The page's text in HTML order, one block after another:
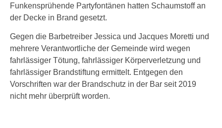
Funkensprühende Partyfontänen hatten Schaumstoff an
der Decke in Brand gesetzt.
Gegen die Barbetreiber Jessica und Jacques Moretti und
mehrere Verantwortliche der Gemeinde wird wegen
fahrlässiger Tötung, fahrlässiger Körperverletzung und
fahrlässiger Brandstiftung ermittelt. Entgegen den
Vorschriften war der Brandschutz in der Bar seit 2019
nicht mehr überprüft worden.